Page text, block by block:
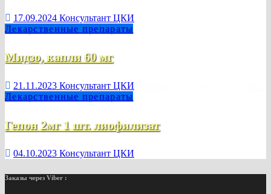
17.09.2024 Консультант ЦКИ
Лекарственные препараты
Мидзо, капли 60 мг
21.11.2023 Консультант ЦКИ
Лекарственные препараты
Гепон 2мг 1 шт. лиофилизат
04.10.2023 Консультант ЦКИ
Заказы через Viber :